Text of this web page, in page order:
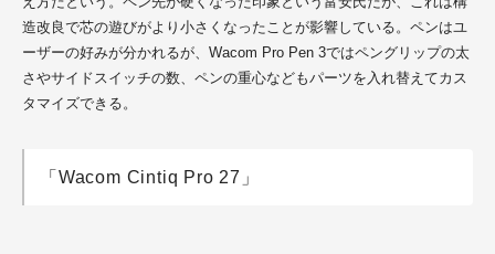
造改良で芯の遊びがより小さくなったことが影響している。ペンはユ
ーザーの好みが分かれるが、Wacom Pro Pen 3ではペングリップの太
さやサイドスイッチの数、ペンの重心などもパーツを入れ替えてカス
タマイズできる。
「Wacom Cintiq Pro 27」